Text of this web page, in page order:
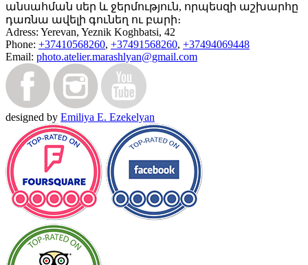
անսահման սեր և ջերմություն, որպեսզի աշխարհը
դառնա ավելի գունեղ ու բարի։
Adress: Yerevan, Yeznik Koghbatsi, 42
Phone: +37410568260, +37491568260, +37494069448
Email: photo.atelier.marashlyan@gmail.com
designed by Emiliya E. Ezekelyan